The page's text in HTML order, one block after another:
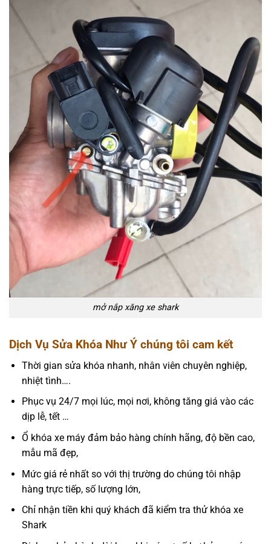
mở nắp xăng xe shark
Dịch Vụ Sửa Khóa Như Ý chúng tôi cam kết
Thời gian sửa khóa nhanh, nhân viên chuyên nghiệp,
nhiệt tình….
Phục vụ 24/7 mọi lúc, mọi nơi, không tăng giá vào các
dịp lễ, tết …
Ổ khóa xe máy đảm bảo hàng chính hãng, độ bền cao,
mẫu mã đẹp,
Mức giá rẻ nhất so với thị trường do chúng tôi nhập
hàng trực tiếp, số lượng lớn,
Chỉ nhận tiền khi quý khách đã kiểm tra thử khóa xe
Shark